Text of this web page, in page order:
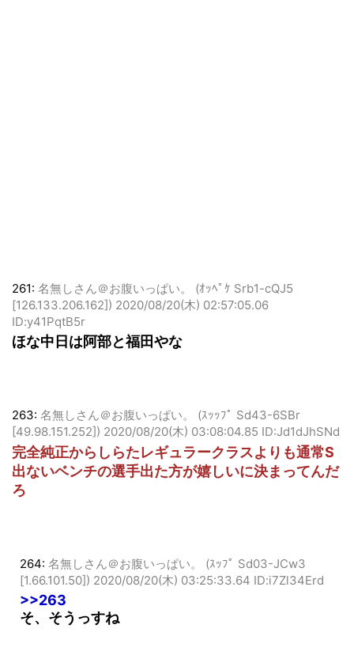
261:名無しさん＠お腹いっぱい。 (ｵｯﾍﾟｹ Srb1-cQJ5
[126.133.206.162])
ID:y41PqtB5r
263:名無しさん＠お腹いっぱい。 (ｽｯｯﾌﾟ Sd43-6SBr
[49.98.151.252])
2020/08/20(木) 03:08:04.85 ID:Jd1dJhSNd
完全純正からしらたレギュラークラスよりも通常S
出ないベンチの選手出た方が嬉しいに決まってんだ
264:名無しさん＠お腹いっぱい。 (ｽｯﾌﾟ Sd03-JCw3
[1.66.101.50])
>>263